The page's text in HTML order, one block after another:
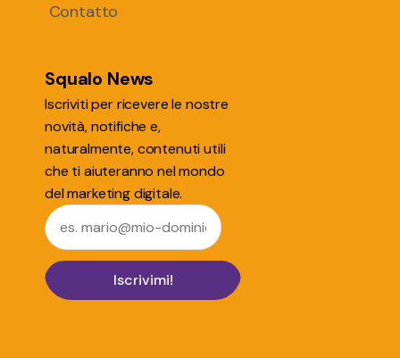
Contatto
Squalo News
Iscriviti per ricevere le nostre
novità, notifiche e,
naturalmente, contenuti utili
che ti aiuteranno nel mondo
del marketing digitale.
Iscrivimi!